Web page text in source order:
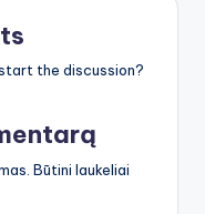
the discussion?
Būtini laukeliai